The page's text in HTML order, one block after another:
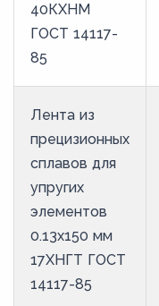
40КХНМ
ГОСТ 14117-
85
Лента из
прецизионных
сплавов для
упругих
элементов
0.13x150 мм
17ХНГТ ГОСТ
14117-85